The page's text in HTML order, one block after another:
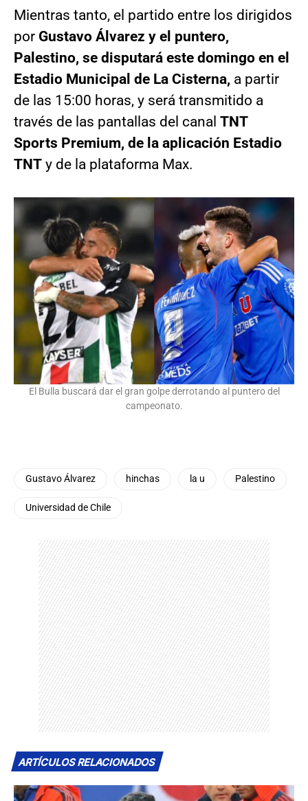
Mientras tanto, el partido entre los dirigidos
por Gustavo Álvarez y el puntero,
Palestino, se disputará este domingo en el
Estadio Municipal de La Cisterna, a partir
de las 15:00 horas, y será transmitido a
través de las pantallas del canal TNT
Sports Premium, de la aplicación Estadio
TNT y de la plataforma Max.
El Bulla buscará dar el gran golpe derrotando al puntero del
campeonato.
Gustavo Álvarez hinchas la u Palestino
Universidad de Chile
ARTÍCULOS RELACIONADOS